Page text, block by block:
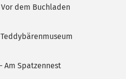
Spielmeile
dem Buchladen
Am Spatzennest